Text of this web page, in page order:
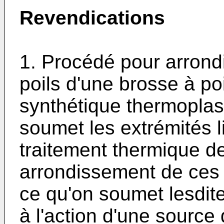
Revendications
1. Procédé pour
poils d'une brosse à
synthétique
soumet les extrémités
traitement thermique
arrondissement de
ce qu'on soumet
à l'action d'une source